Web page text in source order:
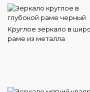
Круглое зеркало в
раме из металла